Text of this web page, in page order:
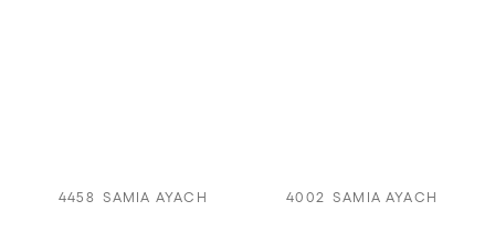
4458 SAMIA AYACH 4002 SAMIA AYACH